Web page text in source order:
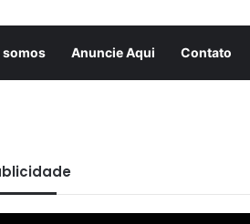
somos Anuncie Aqui Contato